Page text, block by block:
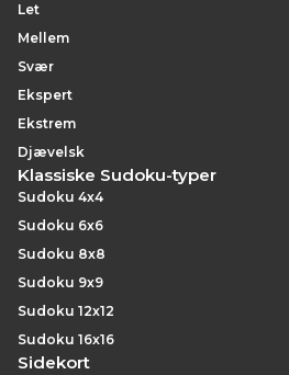
Let
Mellem
Svær
Ekspert
Ekstrem
Djævelsk
Klassiske Sudoku-typer
Sudoku 4x4
Sudoku 6x6
Sudoku 8x8
Sudoku 9x9
Sudoku 12x12
Sudoku 16x16
Sidekort